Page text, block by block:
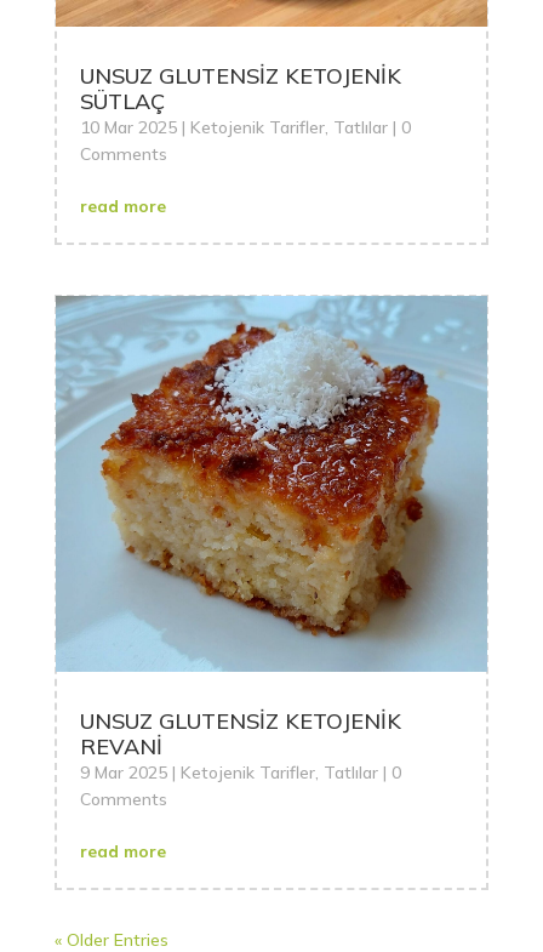
UNSUZ GLUTENSİZ KETOJENİK
SÜTLAÇ
10 Mar 2025| Ketojenik Tarifler, Tatlılar| 0
Comments
read more
UNSUZ GLUTENSİZ KETOJENİK
REVANİ
9 Mar 2025| Ketojenik Tarifler, Tatlılar| 0
Comments
read more
« Older Entries